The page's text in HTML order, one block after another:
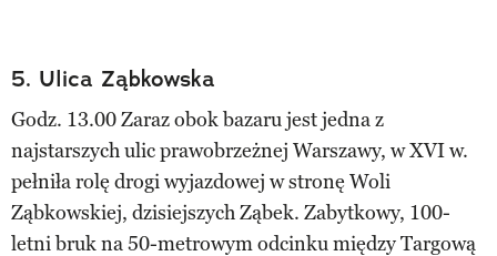
5. Ulica Ząbkowska
Godz. 13.00 Zaraz obok bazaru jest jedna z
najstarszych ulic prawobrzeżnej Warszawy, w XVI w.
pełniła rolę drogi wyjazdowej w stronę Woli
Ząbkowskiej, dzisiejszych Ząbek. Zabytkowy, 100-
letni bruk na 50-metrowym odcinku między Targową